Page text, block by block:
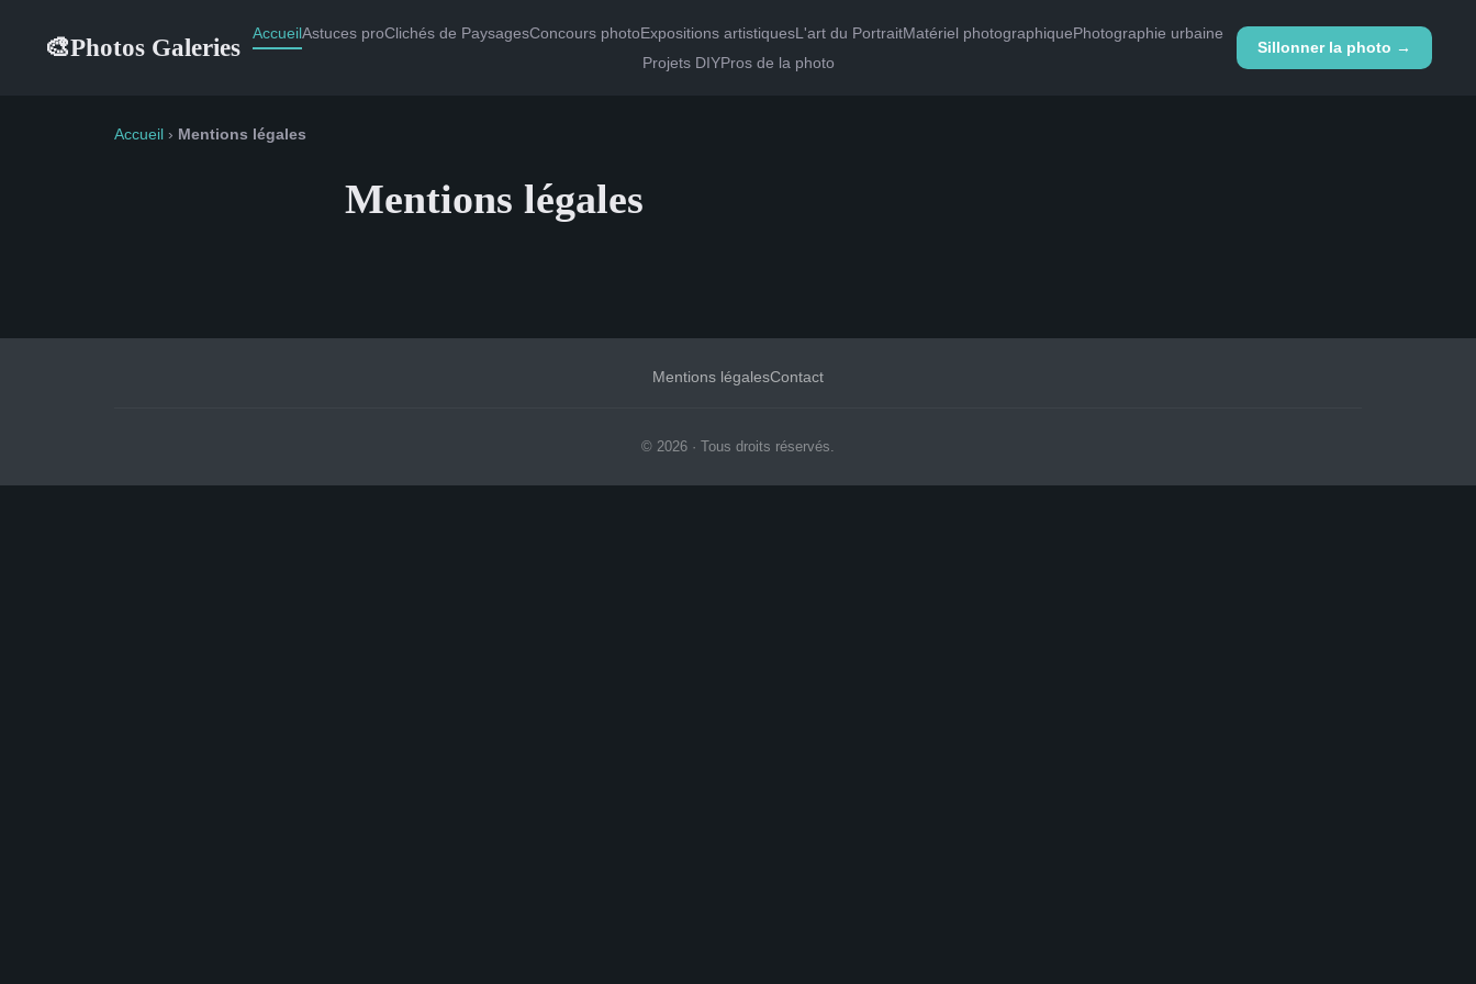
🎨Photos Galeries AccueilAstuces proClichés de PaysagesConcours photoExpositions artistiquesL'art du PortraitMatériel photographiquePhotographie urbaine
Projets DIYPros de la photo
Sillonner la photo →
Accueil › Mentions légales
Mentions légales
Mentions légalesContact
© 2026 · Tous droits réservés.